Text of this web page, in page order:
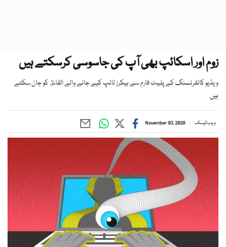
زوم اور اسکائپ بھی آپ کی جاسوسی کرسکتے ہیں
ویڈیو کانفرنسنگ کے پلیٹ فارم سے ہیکرز ٹائپ کیے جانے والے الفاظ کو جان سکتے
ہیں
ویب ڈیسک November 03, 2020